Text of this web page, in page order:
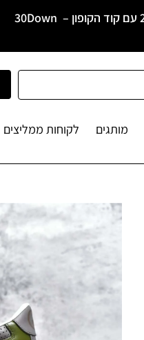
30Down
מותגים לקוחות ממליצים